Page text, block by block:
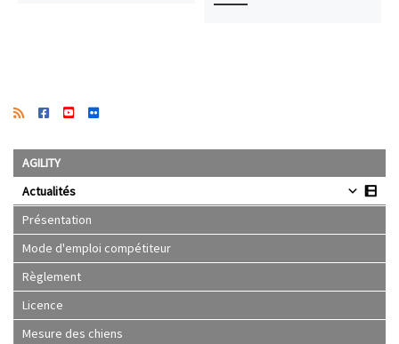
AGILITY
Actualités
Présentation
Mode d'emploi compétiteur
Règlement
Licence
Mesure des chiens